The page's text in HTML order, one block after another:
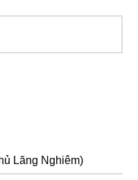
Lăng Nghiêm)